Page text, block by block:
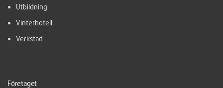
Utbildning
Vinterhotell
Verkstad
Företaget